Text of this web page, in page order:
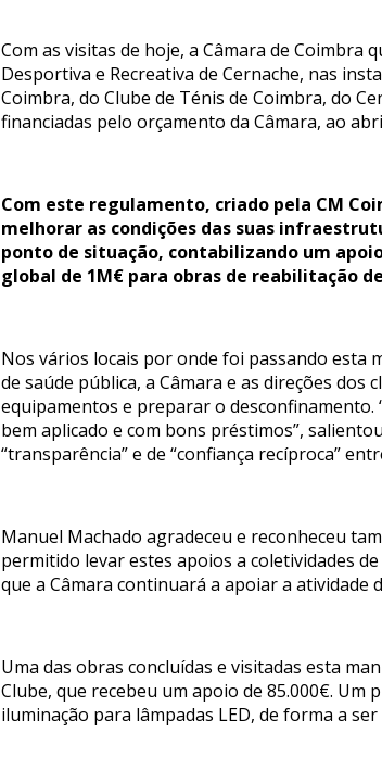
Com as visitas de hoje, a Câmara de
Desportiva e Recreativa de Cernache, nas
Coimbra, do Clube de Ténis de Coimbra, do
financiadas pelo orçamento da Câmara, ao
Com este regulamento, criado pela CM
melhorar as condições das suas
ponto de situação, contabilizando um
global de 1M€ para obras de reabilitação
Nos vários locais por onde foi passando esta
de saúde pública, a Câmara e as direções
equipamentos e preparar o
bem aplicado e com bons préstimos”,
“transparência” e de “confiança recíproca”
Manuel Machado agradeceu e reconheceu
permitido levar estes apoios a coletividades
que a Câmara continuará a apoiar a
Uma das obras concluídas e visitadas esta
Clube, que recebeu um apoio de 85.000€.
iluminação para lâmpadas LED, de forma a